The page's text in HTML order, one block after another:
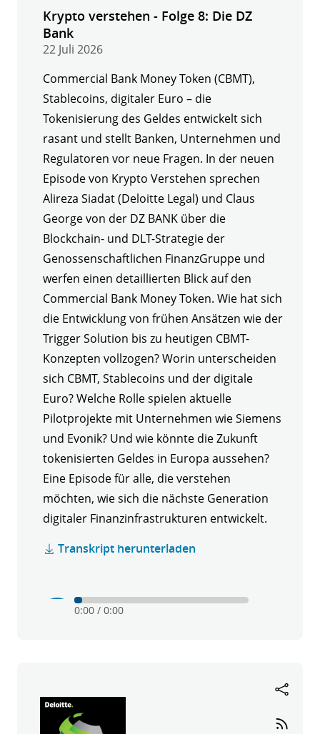
Krypto verstehen - Folge 8: Die DZ
Bank
22 Juli 2026
Commercial Bank Money Token (CBMT),
Stablecoins, digitaler Euro – die
Tokenisierung des Geldes entwickelt sich
rasant und stellt Banken, Unternehmen und
Regulatoren vor neue Fragen. In der neuen
Episode von Krypto Verstehen sprechen
Alireza Siadat (Deloitte Legal) und Claus
George von der DZ BANK über die
Blockchain- und DLT-Strategie der
Genossenschaftlichen FinanzGruppe und
werfen einen detaillierten Blick auf den
Commercial Bank Money Token. Wie hat sich
die Entwicklung von frühen Ansätzen wie der
Trigger Solution bis zu heutigen CBMT-
Konzepten vollzogen? Worin unterscheiden
sich CBMT, Stablecoins und der digitale
Euro? Welche Rolle spielen aktuelle
Pilotprojekte mit Unternehmen wie Siemens
und Evonik? Und wie könnte die Zukunft
tokenisierten Geldes in Europa aussehen?
Eine Episode für alle, die verstehen
möchten, wie sich die nächste Generation
digitaler Finanzinfrastrukturen entwickelt.
Transkript herunterladen
DZ
Bank
0:00 / 0:00